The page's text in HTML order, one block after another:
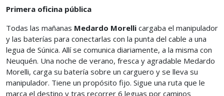
Primera oficina pública
Todas las mañanas Medardo Morelli cargaba el manipulador
y las baterías para conectarlas con la punta del cable a una
legua de Súnica. Allí se comunica diariamente, a la misma con
Neuquén. Una noche de verano, fresca y agradable Medardo
Morelli, carga su batería sobre un carguero y se lleva su
manipulador. Tiene un propósito fijo. Sigue una ruta que le
marca el destino y tras recorrer 6 leguas por caminos